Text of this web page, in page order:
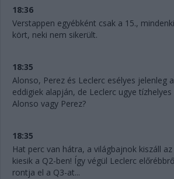
18:36
Verstappen egyébként csak a 15.,
kört, neki nem sikerült.
18:35
Alonso, Perez és Leclerc esélyes jelenleg
eddigiek alapján, de Leclerc ugye
Alonso vagy Perez?
18:35
Hat perc van hátra, a világbajnok kiszáll
kiesik a Q2-ben! Így végül Leclerc
rontja el a Q3-at...